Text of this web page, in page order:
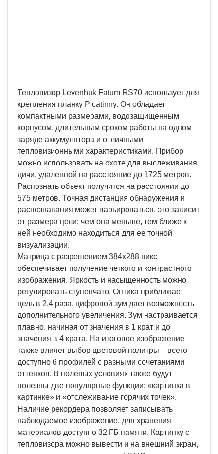
Тепловизор Levenhuk Fatum RS70 использует для
крепления планку Picatinny. Он обладает
компактными размерами, водозащищенным
корпусом, длительным сроком работы на одном
заряде аккумулятора и отличными
тепловизионными характеристиками. Прибор
можно использовать на охоте для выслеживания
дичи, удаленной на расстояние до 1725 метров.
Распознать объект получится на расстоянии до
575 метров. Точная дистанция обнаружения и
распознавания может варьироваться, это зависит
от размера цели: чем она меньше, тем ближе к
ней необходимо находиться для ее точной
визуализации.
Матрица с разрешением 384x288 пикс
обеспечивает получение четкого и контрастного
изображения. Яркость и насыщенность можно
регулировать ступенчато. Оптика приближает
цель в 2,4 раза, цифровой зум дает возможность
дополнительного увеличения. Зум настраивается
плавно, начиная от значения в 1 крат и до
значения в 4 крата. На итоговое изображение
также влияет выбор цветовой палитры – всего
доступно 6 профилей с разными сочетаниями
оттенков. В полевых условиях также будут
полезны две популярные функции: «картинка в
картинке» и «отслеживание горячих точек».
Наличие рекордера позволяет записывать
наблюдаемое изображение, для хранения
материалов доступно 32 ГБ памяти. Картинку с
тепловизора можно вывести и на внешний экран,